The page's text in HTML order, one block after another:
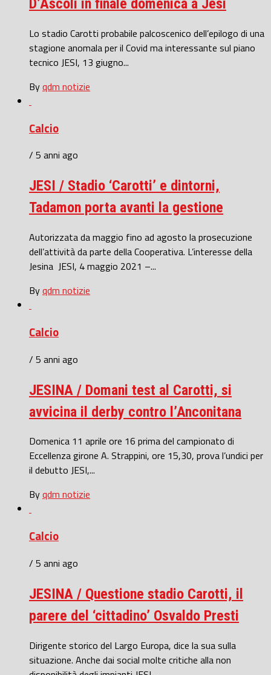
D’Ascoli in finale domenica a Jesi
Lo stadio Carotti probabile palcoscenico dell’epilogo di una
stagione anomala per il Covid ma interessante sul piano
tecnico JESI, 13 giugno...
Byqdm notizie
Calcio
/ 5 anni ago
JESI / Stadio ‘Carotti’ e dintorni,
Tadamon porta avanti la gestione
Autorizzata da maggio fino ad agosto la prosecuzione
dell’attività da parte della Cooperativa. L’interesse della
Jesina JESI, 4 maggio 2021 –...
Byqdm notizie
Calcio
/ 5 anni ago
JESINA / Domani test al Carotti, si
avvicina il derby contro l’Anconitana
Domenica 11 aprile ore 16 prima del campionato di
Eccellenza girone A. Strappini, ore 15,30, prova l’undici per
il debutto JESI,...
Byqdm notizie
Calcio
/ 5 anni ago
JESINA / Questione stadio Carotti, il
parere del ‘cittadino’ Osvaldo Presti
Dirigente storico del Largo Europa, dice la sua sulla
situazione. Anche dai social molte critiche alla non